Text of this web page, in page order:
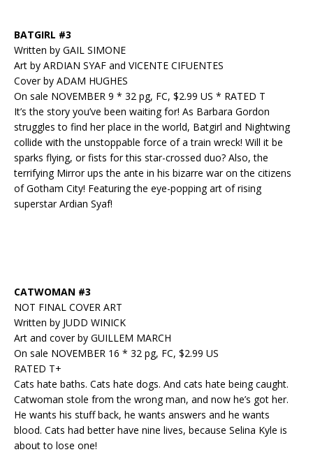
BATGIRL #3
Written by GAIL SIMONE
Art by ARDIAN SYAF and VICENTE CIFUENTES
Cover by ADAM HUGHES
On sale NOVEMBER 9 * 32 pg, FC, $2.99 US * RATED T
It’s the story you’ve been waiting for! As Barbara Gordon
struggles to find her place in the world, Batgirl and Nightwing
collide with the unstoppable force of a train wreck! Will it be
sparks flying, or fists for this star-crossed duo? Also, the
terrifying Mirror ups the ante in his bizarre war on the citizens
of Gotham City! Featuring the eye-popping art of rising
superstar Ardian Syaf!
CATWOMAN #3
NOT FINAL COVER ART
Written by JUDD WINICK
Art and cover by GUILLEM MARCH
On sale NOVEMBER 16 * 32 pg, FC, $2.99 US
RATED T+
Cats hate baths. Cats hate dogs. And cats hate being caught.
Catwoman stole from the wrong man, and now he’s got her.
He wants his stuff back, he wants answers and he wants
blood. Cats had better have nine lives, because Selina Kyle is
about to lose one!